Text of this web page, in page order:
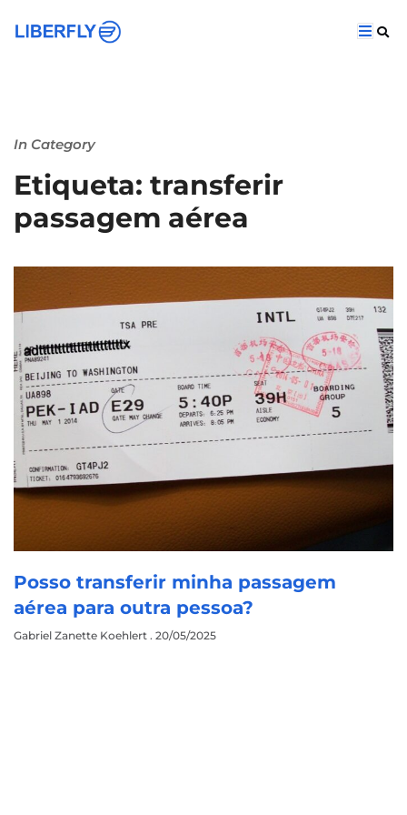
In Category
Etiqueta: transferir
passagem aérea
Posso transferir minha passagem
aérea para outra pessoa?
Gabriel Zanette Koehlert 20/05/2025